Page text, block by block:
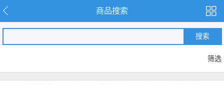
商品搜索
搜索
筛选